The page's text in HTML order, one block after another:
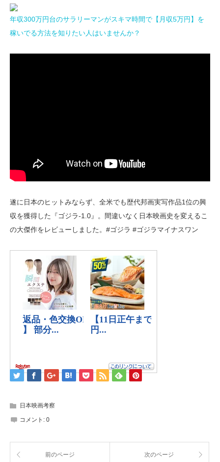
年収300万円台のサラリーマンがスキマ時間で【月収5万円】を
稼いでる方法を知りたい人はいませんか？
遂に日本のヒットみならず、全米でも歴代邦画実写作品1位の興
収を獲得した『ゴジラ-1.0』。間違いなく日本映画史を変えるこ
の大傑作をレビューしました。#ゴジラ #ゴジラマイナスワン
日本映画考察
コメント: 0
前のページ 次のページ